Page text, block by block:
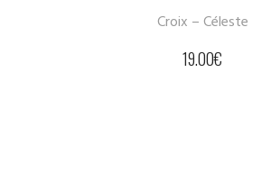
Croix – Céleste
19.00€